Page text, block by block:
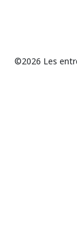
©2026 Les